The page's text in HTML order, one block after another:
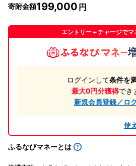
寄附金額199,000
エントリー＋チャージでマ
ログインして条件を
最大0円分獲得でき
新規会員登録／ロ
使
ふるなびマネーとは